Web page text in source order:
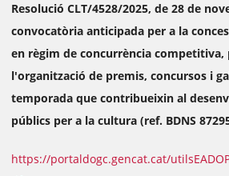
Resolució CLT/4528/2025, de 28 de
convocatòria anticipada per a la
en règim de concurrència competitiva,
l'organització de premis, concursos i
temporada que contribueixin al
públics per a la cultura (ref. BDNS
https://portaldogc.gencat.cat/